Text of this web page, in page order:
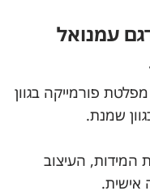
עמנואל
פורמייקה בגוון
שמנת.
המידות, העיצוב
אישית.